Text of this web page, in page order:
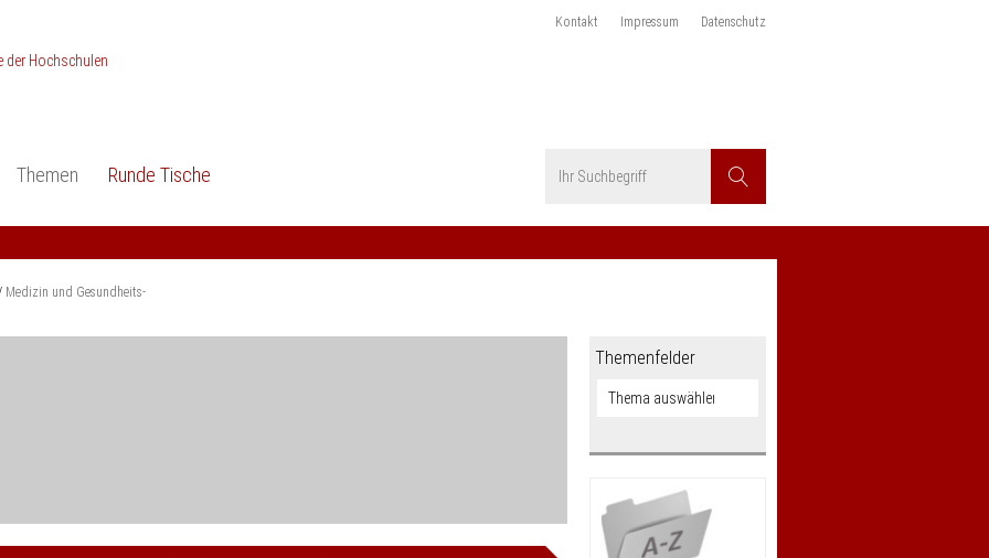
Kontakt Impressum Datenschutz
Suchen
Themen
Studieneingangsphase
Studienqualität
Runde Tische
Anerkennung
Wirtschafts-
Medizin und Gesundheits-
Themenfelder